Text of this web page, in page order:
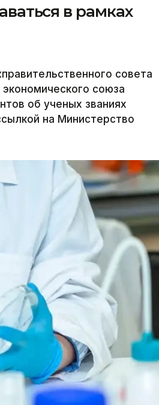
в рамках
совета
союза
об ученых званиях
на Министерство